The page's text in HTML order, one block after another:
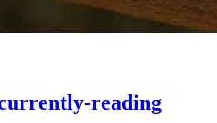
reading